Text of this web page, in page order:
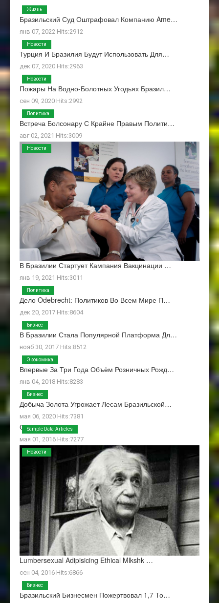
Бразильский Суд Оштрафовал Компанию Ame…
янв 07, 2022 Hits:2912
Жизнь
Турция И Бразилия Будут Использовать Для…
дек 07, 2020 Hits:2963
Новости
Пожары На Водно-Болотных Угодьях Бразил…
сен 09, 2020 Hits:2992
Новости
Встреча Болсонару С Крайне Правым Полити…
авг 02, 2021 Hits:3009
Политика
В Бразилии Стартует Кампания Вакцинации …
янв 19, 2021 Hits:3011
Новости
Дело Odebrecht: Политиков Во Всем Мире П…
дек 20, 2017 Hits:8604
Политика
В Бразилии Стала Популярной Платформа Дл…
нояб 30, 2017 Hits:8512
Бизнес
Впервые За Три Года Объём Розничных Рожд…
янв 04, 2018 Hits:8283
Экономика
Добыча Золота Угрожает Лесам Бразильской…
мая 06, 2020 Hits:7381
Бизнес
О Нас
мая 01, 2016 Hits:7277
Sample Data-Articles
Lumbersexual Adipisicing Ethical Mlkshk …
сен 04, 2016 Hits:6866
Новости
Бразильский Бизнесмен Пожертвовал 1,7 То…
Бизнес